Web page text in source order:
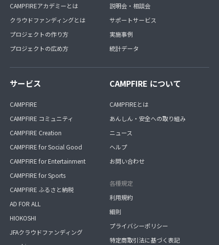
CAMPFIREアカデミーとは
クラウドファンディングとは
プロジェクトの作り方
プロジェクトの広め方
説明会・相談会
サポートサービス
実施事例
統計データ
サービス
CAMPFIRE
CAMPFIRE コミュニティ
CAMPFIRE Creation
CAMPFIRE for Social Good
CAMPFIRE for Entertainment
CAMPFIRE for Sports
CAMPFIRE ふるさと納税
AD FOR ALL
HIOKOSHI
JFAクラウドファンディング
CAMPFIRE について
CAMPFIREとは
あんしん・安全への取り組み
ニュース
ヘルプ
お問い合わせ
各種規定
利用規約
細則
プライバシーポリシー
特定商取引法に基づく表記